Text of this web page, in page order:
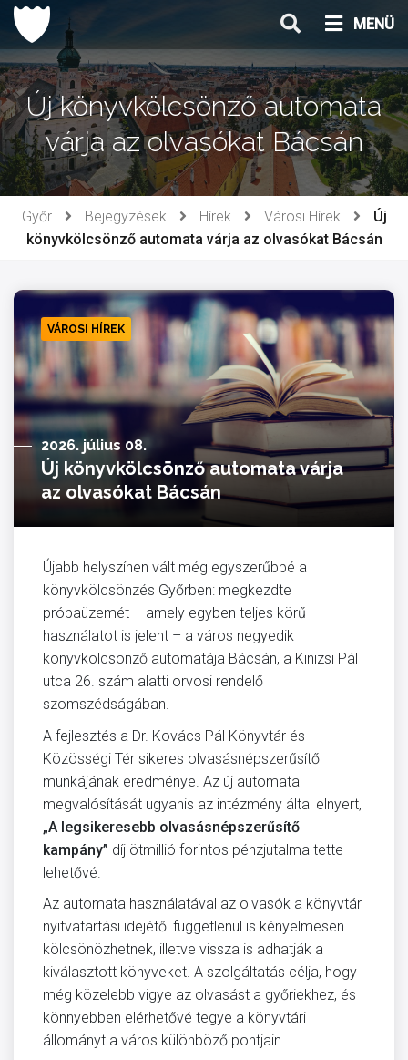
Ugrás
tartalomhoz
MENÜ
Új könyvkölcsönző automata
várja az olvasókat Bácsán
Győr Bejegyzések Hírek Városi Hírek
Új
könyvkölcsönző automata várja az olvasókat Bácsán
VÁROSI HÍREK
2026. július 08.
Új könyvkölcsönző automata várja
az olvasókat Bácsán
Újabb helyszínen vált még egyszerűbbé a
könyvkölcsönzés Győrben: megkezdte
próbaüzemét – amely egyben teljes körű
használatot is jelent – a város negyedik
könyvkölcsönző automatája Bácsán, a Kinizsi Pál
utca 26. szám alatti orvosi rendelő
szomszédságában.
A fejlesztés a Dr. Kovács Pál Könyvtár és
Közösségi Tér sikeres olvasásnépszerűsítő
munkájának eredménye. Az új automata
megvalósítását ugyanis az intézmény által elnyert,
„A legsikeresebb olvasásnépszerűsítő
kampány” díj ötmillió forintos pénzjutalma tette
lehetővé.
Az automata használatával az olvasók a könyvtár
nyitvatartási idejétől függetlenül is kényelmesen
kölcsönözhetnek, illetve vissza is adhatják a
kiválasztott könyveket. A szolgáltatás célja, hogy
még közelebb vigye az olvasást a győriekhez, és
könnyebben elérhetővé tegye a könyvtári
állományt a város különböző pontjain.